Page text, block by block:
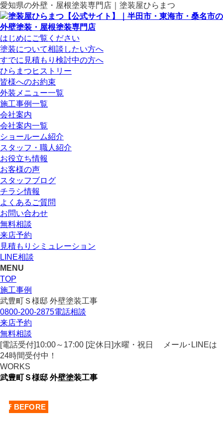
愛知県の外壁・屋根塗装専門店｜塗装屋ひらまつ
はじめにご覧ください
塗装について相談したい方へ
すでに見積もり検討中の方へ
ひらまつヒストリー
皆様へのお約束
外装メニュー一覧
施工事例一覧
会社案内
会社案内一覧
ショールーム紹介
スタッフ・職人紹介
お役立ち情報
お客様の声
スタッフブログ
チラシ情報
よくあるご質問
お問い合わせ
無料相談
来店予約
見積もりシミュレーション
LINE相談
MENU
TOP
施工事例
武豊町Ｓ様邸 外壁塗装工事
0800-200-2875電話相談
来店予約
無料相談
[電話受付]10:00～17:00 [定休日]水曜・祝日
メール･LINEは
24時間受付中！
WORKS
武豊町Ｓ様邸 外壁塗装工事
AFTER
BEFORE